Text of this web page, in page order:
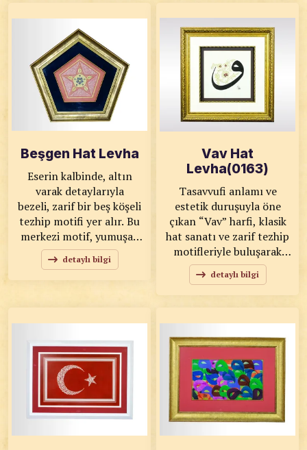
bezemeler ve yeşil
paspartu detaylarıyla
güçlü bir görsel bütünlük
sunmaktadır. KOD: 0132
SANATKÂR: Erol
DÖNMEZ ÖLÇÜLER:
38x66 ESER
ÖZELLİKLERİ: Orijinal
incelikleriyle hazırlanan
eser, bulunduğu mekâna
huzur, anlam ve zarafet
katacak niteliktedir.
KOD: 0128 SANATKÂR:
Ahmet Zeki YAVAŞ
ÖLÇÜLER: 45x45 ESER
ÖZELLİKLERİ: Kök Boya,
Beşgen Hat Levha
Eserin kalbinde, altın
varak detaylarıyla
bezeli, zarif bir beş köşeli
tezhip motifi yer alır. Bu
merkezi motif, yumuşak
bir pembe zemin üzerine
yerleştirilmiş ve etrafı iç
içe geçmiş Arapça hüsn-i
Her bir köşe ve
kıvrım, geleneksel Rumi
ve Hatayi desenlerinin
eşsiz güzelliğini yansıtır.
KOD: 0200 SANATKÂR:
Ahmet Zeki YAVAŞ
ÖLÇÜLER: 52x57 ESER
detaylı bilgi
Vav Hat
Levha(0163)
Tasavvufi anlamı ve
estetik duruşuyla öne
çıkan “Vav” harfi, klasik
hat sanatı ve zarif tezhip
motifleriyle buluşarak
özel bir sanat eserine
dönüştürülmüştür. Siyah
içerisindeki ince floral
desenler ve altın tonlu
detaylarla klasik sanat
anlayışını modern
dekorasyonla bir araya
getirir. KOD: 0163
SANATKÂR: ÖLÇÜLER:
55x55 ESER
detaylı bilgi